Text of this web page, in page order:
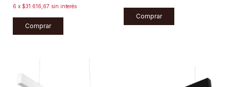
6 x $31.616,67 sin interés
Comprar
Comprar